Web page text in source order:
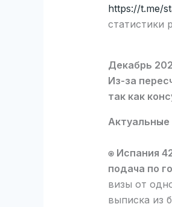
https://t.me/
статистики
Декабрь
Из-за
так как
Актуальные
⍟ Испания
подача по
визы от
выписка из